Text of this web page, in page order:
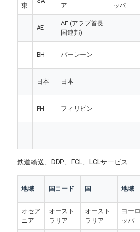
今雑談しなさい
国際的な貨物Forward
航空貨物のForward
DDP 中国 から 発送
鉄道貨物運送
Amazonへ発送
トラック貨物
東
ア
ッパ
AE
AE (アラブ首長
国連邦)
BH バーレーン
日本 日本
PH フィリピン
鉄道輸送、DDP、FCL、LCLサービス
地域 国コード 国 地域
オセア
ニア
オースト
ラリア
オースト
ラリア
ヨーロ
ッパ